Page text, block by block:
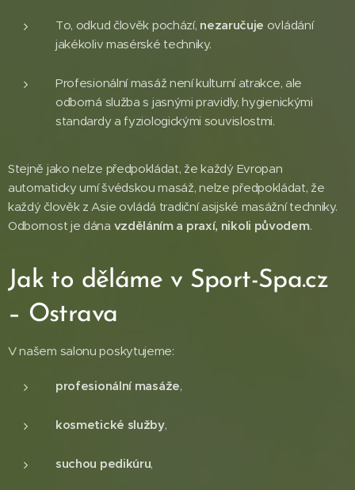
To, odkud člověk pochází, nezaručuje ovládání
jakékoliv masérské techniky.
Profesionální masáž není kulturní atrakce, ale
odborná služba s jasnými pravidly, hygienickými
standardy a fyziologickými souvislostmi.
Stejně jako nelze předpokládat, že každý Evropan
automaticky umí švédskou masáž, nelze předpokládat, že
každý člověk z Asie ovládá tradiční asijské masážní techniky.
Odbornost je dána vzděláním a praxí, nikoli původem.
Jak to děláme v Sport-Spa.cz
– Ostrava
V našem salonu poskytujeme:
profesionální masáže,
kosmetické služby,
suchou pedikúru,